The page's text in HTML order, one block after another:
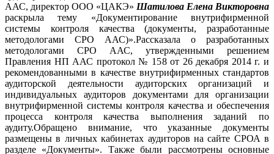
ААС, директор ООО «ЦАКЭ» Шатилова Елена Викторовна
раскрыла тему «Документирование внутрифирменной
системы контроля качества (документы, разработанные
методологами СРО ААС)».Рассказала о разработанных
методологами СРО ААС, утвержденными решением
Правления НП ААС протокол № 158 от 26 декабря 2014 г. и
рекомендованными в качестве внутрифирменных стандартов
аудиторской деятельности аудиторских организаций и
индивидуальных аудиторов документами для организации
внутрифирменной системы контроля качества и обеспечения
процесса контроля качества выполнения заданий по
аудиту.Обращено внимание, что указанные документы
размещены в личных кабинетах аудиторов на сайте СРОА в
разделе «Документы». Также были рассмотрены основные